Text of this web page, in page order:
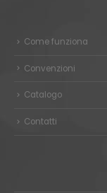
Come funziona
Convenzioni
Catalogo
Contatti